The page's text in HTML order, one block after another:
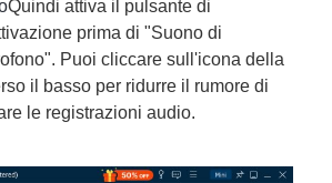
Quindi attiva il pulsante di
prima di "Suono di
Puoi cliccare sull'icona della
il basso per ridurre il rumore di
le registrazioni audio.